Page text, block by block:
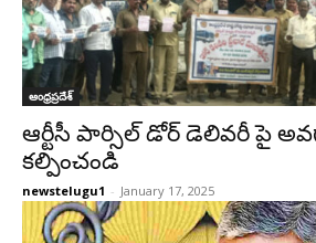
ఆంధ్రప్రదేశ్‌
ఆర్టీసీ పార్సిల్ డోర్ డెలివరీ పై
కల్పించండి
newstelugu1 - January 17, 2025